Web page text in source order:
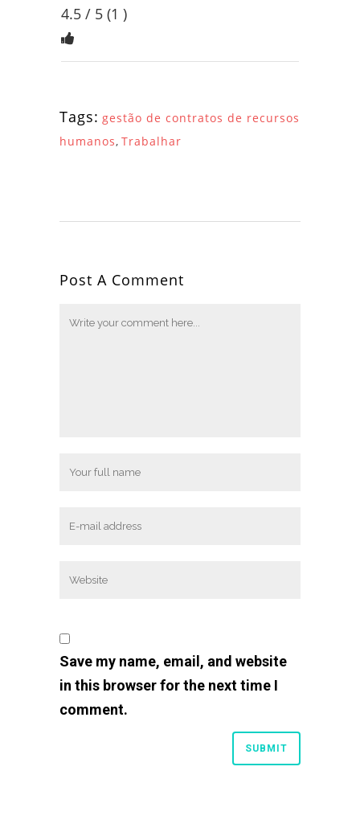
4.5 / 5 (1 )
Tags: gestão de contratos de recursos
humanos, Trabalhar
Post A Comment
Save my name, email, and website
in this browser for the next time I
comment.